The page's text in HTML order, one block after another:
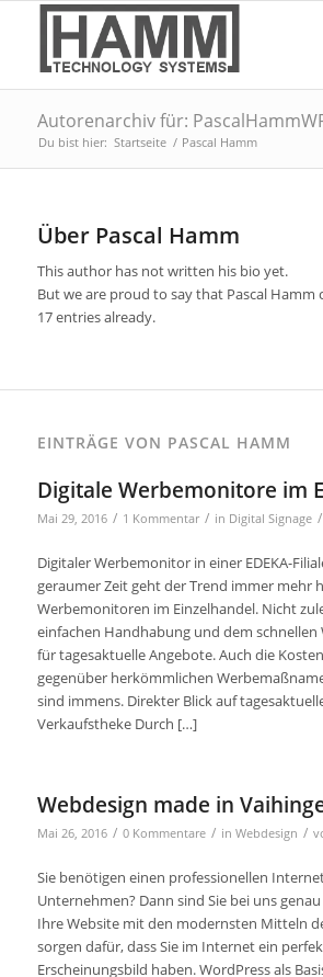
Autorenarchiv für:
Du bist hier: Startseite / Pascal Hamm
Über Pascal Hamm
This author has not written his bio yet.
But we are proud to say that Pascal Hamm
17 entries already.
EINTRÄGE VON PASCAL HAMM
Digitale Werbemonitore im
Mai 29, 2016 / 1 Kommentar / in Digital Signage /
Digitaler Werbemonitor in einer EDEKA-
geraumer Zeit geht der Trend immer mehr
Werbemonitoren im Einzelhandel. Nicht
einfachen Handhabung und dem schnellen
für tagesaktuelle Angebote. Auch die
gegenüber herkömmlichen
sind immens. Direkter Blick auf
Verkaufstheke Durch […]
Webdesign made in
Mai 26, 2016 / 0 Kommentare / in Webdesign /
Sie benötigen einen professionellen
Unternehmen? Dann sind Sie bei uns
Ihre Website mit den modernsten Mitteln
sorgen dafür, dass Sie im Internet ein
Erscheinungsbild haben. WordPress als